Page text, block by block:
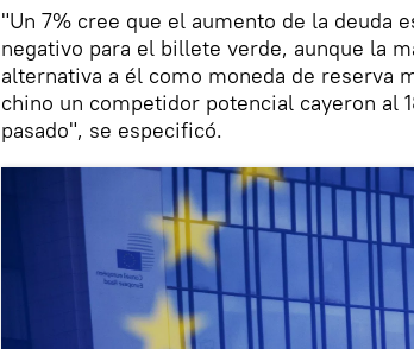
"Un 7% cree que el aumento de la deuda
negativo para el billete verde, aunque la
alternativa a él como moneda de reserva
chino un competidor potencial cayeron al
pasado", se especificó.